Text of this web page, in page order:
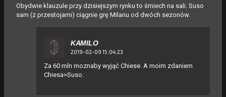
Obydwie klauzule przy dzisiejszym rynku to śmiech na sali. Suso
sam (z przestojami) ciągnie grę Milanu od dwóch sezonów.
KAMILO
2019-02-09 15:04:23
Za 60 mln moznaby wyjąć Chiese. A moim zdaniem
Chiesa>Suso.